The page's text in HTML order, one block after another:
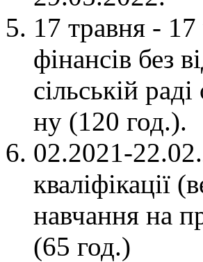
17 травня -
фінансів без
сільській
ну (120 год.).
02.2021-
кваліфікації
навчання на
(65 год.)